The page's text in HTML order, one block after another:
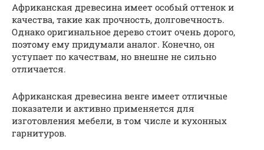
Африканская древесина имеет особый оттенок и
качества, такие как прочность, долговечность.
Однако оригинальное дерево стоит очень дорого,
поэтому ему придумали аналог. Конечно, он
уступает по качествам, но внешне не сильно
отличается.
Африканская древесина венге имеет отличные
показатели и активно применяется для
изготовления мебели, в том числе и кухонных
гарнитуров.